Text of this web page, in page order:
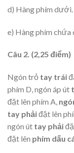
d) Hàng phím dưới.
e) Hàng phím chứa
Câu 2. (2,25 điểm)
Ngón trỏ tay trái
phím D, ngón áp út
đặt lên phím A,
tay phảiđặt lên
ngón út tay phải
đặt lên phím dấu